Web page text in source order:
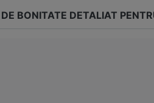
BONITATE DETALIAT